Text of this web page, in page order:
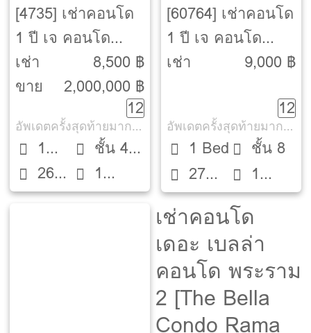
[4735] เช่าคอนโด
1 ปี เจ คอนโด
พระราม 2 [J
Condo Rama 2]
เช่า
8,500 ฿
ขาย
2,000,000 ฿
12
อัพเดตครั้งสุดท้ายมากกว่า 30 วัน
1
Bed26
ตรม.
ชั้น 4
ตึก B
1
ห้องน้ำ
[60764] เช่าคอนโด
1 ปี เจ คอนโด
พระราม 2 [J
เช่า
9,000 ฿
12
อัพเดตครั้งสุดท้ายมากกว่า 30 วัน
1 Bed
27
ตรม.
ชั้น 8
1
ห้องน้ำ
เช่าคอนโด
เดอะ เบลล่า
คอนโด พระราม
2 [The Bella
Condo Rama